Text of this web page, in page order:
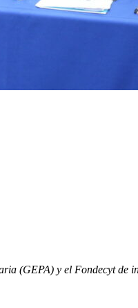
(GEPA) y el Fondecyt de